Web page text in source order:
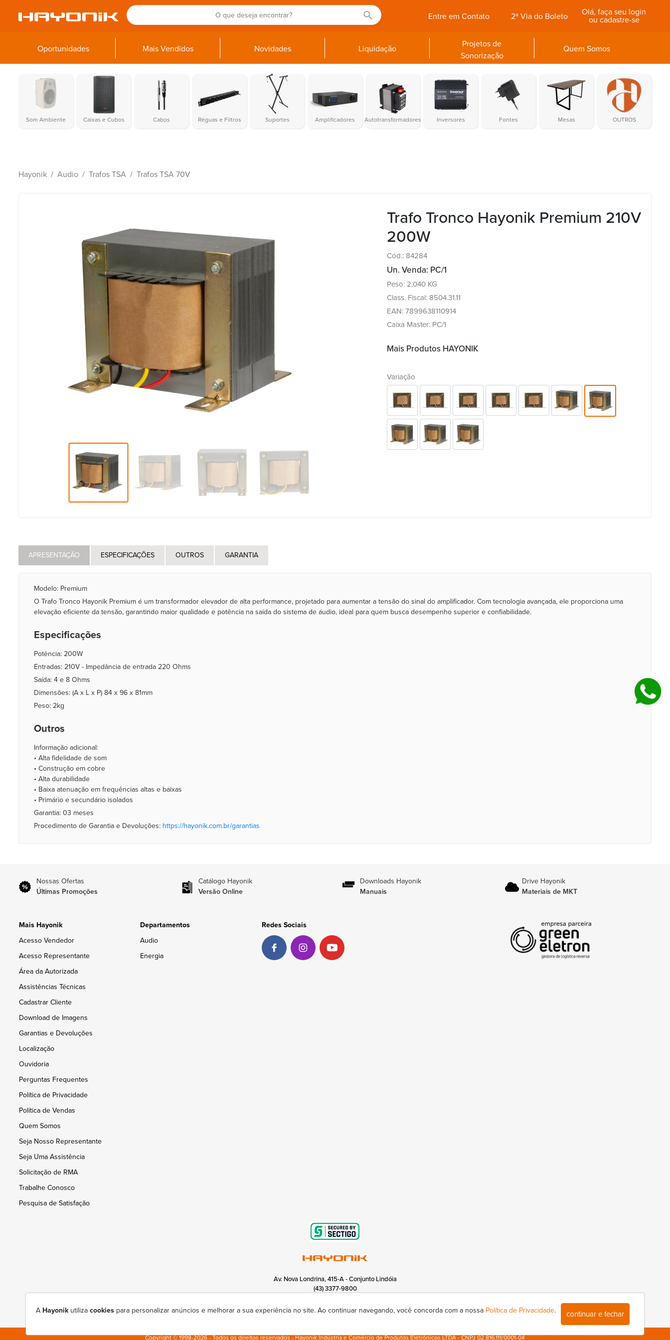
Olá, faça seu login
ou cadastre-se
2ª Via do Boleto
Entre em Contato
Oportunidades Mais Vendidos Novidades Liquidação
Projetos de
Sonorização
Quem Somos
Som Ambiente Caixas e Cubos Cabos Réguas e Filtros Suportes Amplificadores Autotransformadores Inversores Fontes Mesas OUTROS
Hayonik Audio Trafos TSA Trafos TSA 70V
Trafo Tronco Hayonik Premium 210V
200W
Cód.: 84284
Un. Venda: PC/1
Peso: 2,040 KG
Class. Fiscal: 8504.31.11
EAN: 7899638110914
Caixa Master: PC/1
Mais Produtos HAYONIK
Variação
APRESENTAÇÃO ESPECIFICAÇÕES OUTROS GARANTIA
Modelo: Premium
O Trafo Tronco Hayonik Premium é um transformador elevador de alta performance, projetado para aumentar a tensão do sinal do amplificador. Com tecnologia avançada, ele proporciona uma
elevação eficiente da tensão, garantindo maior qualidade e potência na saída do sistema de áudio, ideal para quem busca desempenho superior e confiabilidade.
Especificações
Potência: 200W
Entradas: 210V - Impedância de entrada 220 Ohms
Saída: 4 e 8 Ohms
Dimensões: (A x L x P) 84 x 96 x 81mm
Peso: 2kg
Outros
Informação adicional:
• Alta fidelidade de som
• Construção em cobre
• Alta durabilidade
• Baixa atenuação em frequências altas e baixas
• Primário e secundário isolados
Garantia: 03 meses
Procedimento de Garantia e Devoluções: https://hayonik.com.br/garantias
Nossas Ofertas
Últimas Promoções
Catálogo Hayonik
Versão Online
Downloads Hayonik
Manuais
Drive Hayonik
Materiais de MKT
Mais Hayonik
Acesso Vendedor
Acesso Representante
Área da Autorizada
Assistências Técnicas
Cadastrar Cliente
Download de Imagens
Garantias e Devoluções
Localização
Ouvidoria
Perguntas Frequentes
Política de Privacidade
Política de Vendas
Quem Somos
Seja Nosso Representante
Seja Uma Assistência
Solicitação de RMA
Trabalhe Conosco
Pesquisa de Satisfação
Departamentos
Audio
Energia
Redes Sociais
Av. Nova Londrina, 415-A - Conjunto Lindóia
(43) 3377-9800
Segunda à sexta das 8h00 às 17h50
Copyright © 1998-2026 - Todos os direitos reservados - Hayonik Indústria e Comércio de Produtos Eletrônicos LTDA - CNPJ 02.816.111/0001-04
A Hayonikutiliza cookies para personalizar anúncios e melhorar a sua experiência no site. Ao continuar navegando, você concorda com a nossa Política de Privacidade. continuar e fechar